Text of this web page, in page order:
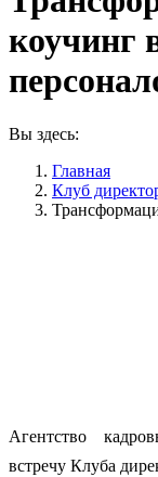
коучинг
Вы здесь:
Главная
Клуб
Агентство
встречу Клуба